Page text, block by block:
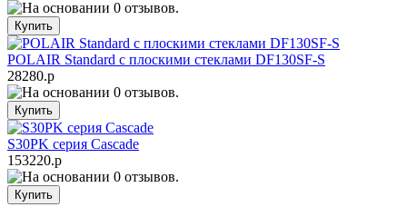
POLAIR Standard с плоскими стеклами DF130SF-S
28280.р
S30PK серия Cascade
153220.р